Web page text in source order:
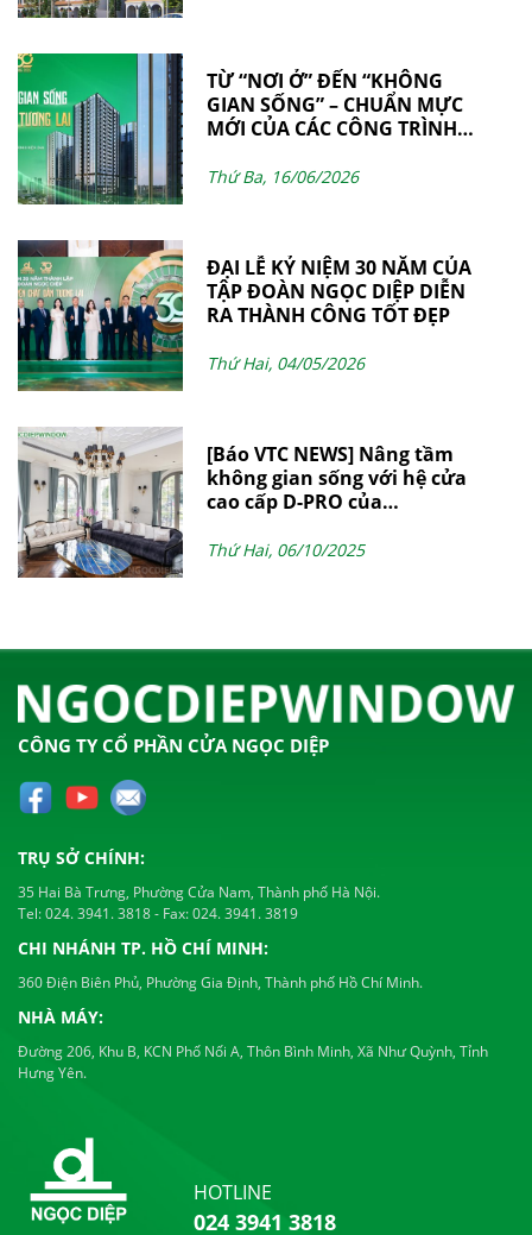
TỪ “NƠI Ở” ĐẾN “KHÔNG
GIAN SỐNG” – CHUẨN MỰC
MỚI CỦA CÁC CÔNG TRÌNH
Thứ Ba, 16/06/2026
ĐẠI LỄ KỶ NIỆM 30 NĂM CỦA
TẬP ĐOÀN NGỌC DIỆP DIỄN
RA THÀNH CÔNG TỐT ĐẸP
Thứ Hai, 04/05/2026
[Báo VTC NEWS] Nâng tầm
không gian sống với hệ cửa
cao cấp D-PRO của
Thứ Hai, 06/10/2025
CÔNG TY CỔ PHẦN CỬA NGỌC DIỆP
TRỤ SỞ CHÍNH:
35 Hai Bà Trưng, Phường Cửa Nam, Thành phố Hà Nội.
Tel:024. 3941. 3818- Fax:024. 3941. 3819
CHI NHÁNH TP. HỒ CHÍ MINH:
360 Điện Biên Phủ, Phường Gia Định, Thành phố Hồ Chí Minh.
NHÀ MÁY:
Đường 206, Khu B, KCN Phố Nối A, Thôn Bình Minh, Xã Như Quỳnh, Tỉnh
Hưng Yên.
HOTLINE
024 3941 3818